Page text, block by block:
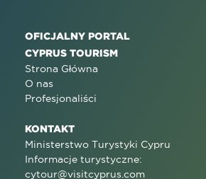
OFICJALNY PORTAL
CYPRUS TOURISM
Strona Główna
O nas
Profesjonaliści
KONTAKT
Ministerstwo Turystyki Cypru
Informacje turystyczne:
cytour@visitcyprus.com